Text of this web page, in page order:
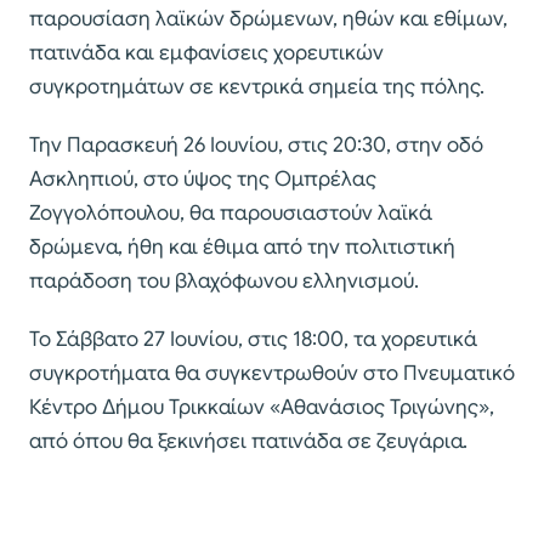
παρουσίαση λαϊκών δρώμενων, ηθών και εθίμων,
πατινάδα και εμφανίσεις χορευτικών
συγκροτημάτων σε κεντρικά σημεία της πόλης.
Την Παρασκευή 26 Ιουνίου, στις 20:30, στην οδό
Ασκληπιού, στο ύψος της Ομπρέλας
Ζογγολόπουλου, θα παρουσιαστούν λαϊκά
δρώμενα, ήθη και έθιμα από την πολιτιστική
παράδοση του βλαχόφωνου ελληνισμού.
Το Σάββατο 27 Ιουνίου, στις 18:00, τα χορευτικά
συγκροτήματα θα συγκεντρωθούν στο Πνευματικό
Κέντρο Δήμου Τρικκαίων «Αθανάσιος Τριγώνης»,
από όπου θα ξεκινήσει πατινάδα σε ζευγάρια.